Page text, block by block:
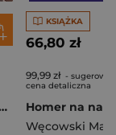
przepisy - książka z autografem
KSIĄŻKA
66,80 zł
99,99 zł -
cena detaliczna
Węcowski